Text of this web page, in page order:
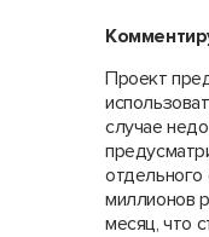
Проект
случае
отдельного
миллионов
месяц, что